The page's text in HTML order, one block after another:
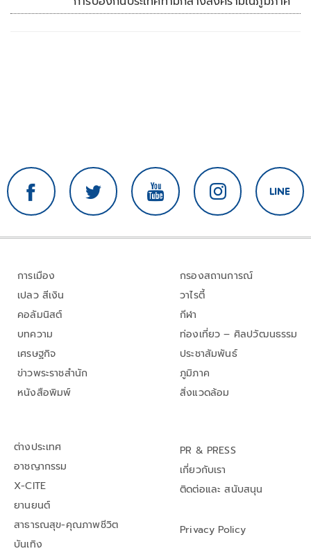
การเมือง
เปลว สีเงิน
คอลัมนิสต์
บทความ
เศรษฐกิจ
ข่าวพระราชสำนัก
หนังสือพิมพ์
กรองสถานการณ์
วาไรตี้
กีฬา
ท่องเที่ยว – ศิลปวัฒนธรรม
ประชาสัมพันธ์
ภูมิภาค
สิ่งแวดล้อม
ต่างประเทศ
อาชญากรรม
X-CITE
ยานยนต์
สาธารณสุข-คุณภาพชีวิต
บันเทิง
PR & PRESS
เกี่ยวกับเรา
ติดต่อและ สนับสนุน
Privacy Policy